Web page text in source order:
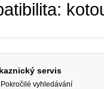
servis
Pokročilé vyhledávání